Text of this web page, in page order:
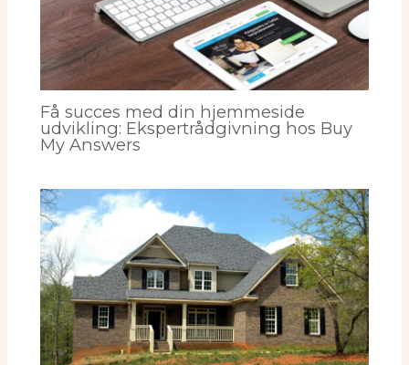
Få succes med din hjemmeside
udvikling: Ekspertrådgivning hos Buy
My Answers